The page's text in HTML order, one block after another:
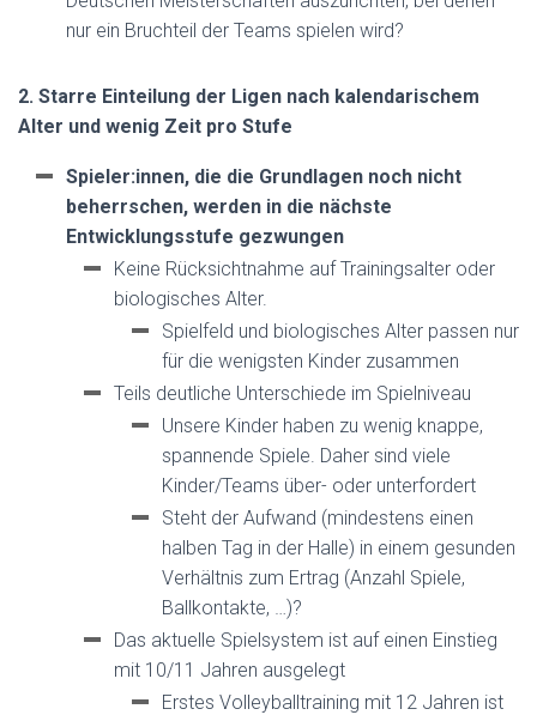
nur ein Bruchteil der Teams spielen wird?
2. Starre Einteilung der Ligen nach kalendarischem
Alter und wenig Zeit pro Stufe
Spieler:innen, die die Grundlagen noch nicht
beherrschen, werden in die nächste
Entwicklungsstufe gezwungen
Keine Rücksichtnahme auf Trainingsalter oder
biologisches Alter.
Spielfeld und biologisches Alter passen nur
für die wenigsten Kinder zusammen
Teils deutliche Unterschiede im Spielniveau
Unsere Kinder haben zu wenig knappe,
spannende Spiele. Daher sind viele
Kinder/Teams über- oder unterfordert
Steht der Aufwand (mindestens einen
halben Tag in der Halle) in einem gesunden
Verhältnis zum Ertrag (Anzahl Spiele,
Ballkontakte, …)?
Das aktuelle Spielsystem ist auf einen Einstieg
mit 10/11 Jahren ausgelegt
Erstes Volleyballtraining mit 12 Jahren ist